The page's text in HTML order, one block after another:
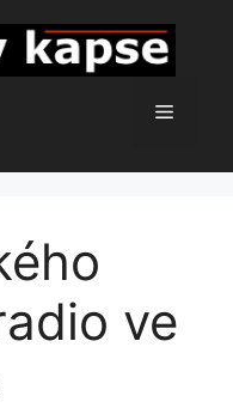
Menu
ve